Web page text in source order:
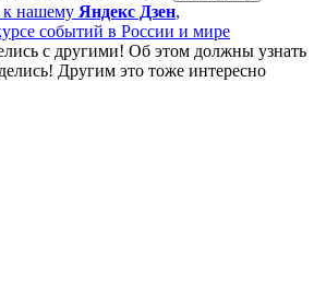
к нашему Яндекс Дзен,
событий в России и мире
с другими! Об этом должны узнать
Другим это тоже интересно